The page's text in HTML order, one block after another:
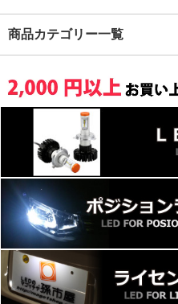
商品カテゴリー一覧